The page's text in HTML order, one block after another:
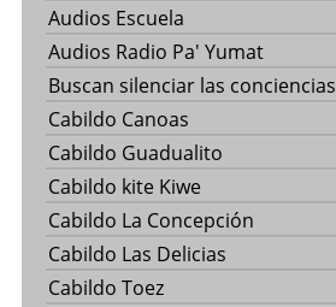
Audios Escuela
Audios Radio Pa' Yumat
Buscan silenciar las conciencias
Cabildo Canoas
Cabildo Guadualito
Cabildo kite Kiwe
Cabildo La Concepción
Cabildo Las Delicias
Cabildo Toez